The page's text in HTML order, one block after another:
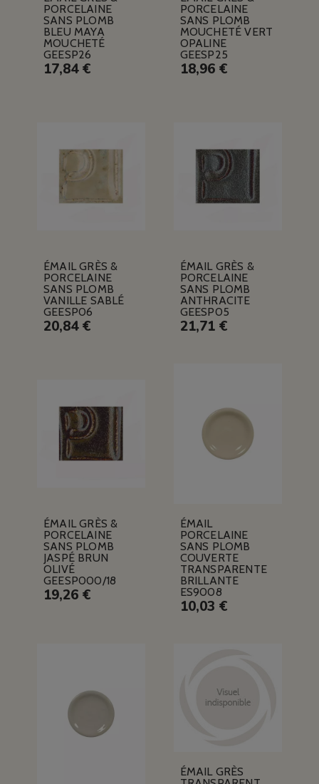
PORCELAINE
SANS PLOMB
BLEU MAYA
MOUCHETÉ
GEESP26
17,84 €
PORCELAINE
SANS PLOMB
MOUCHETÉ VERT
OPALINE
GEESP25
18,96 €
ÉMAIL GRÈS &
PORCELAINE
SANS PLOMB
VANILLE SABLÉ
GEESP06
20,84 €
ÉMAIL GRÈS &
PORCELAINE
SANS PLOMB
ANTHRACITE
GEESP05
21,71 €
ÉMAIL GRÈS &
PORCELAINE
SANS PLOMB
JASPÉ BRUN
OLIVÉ
GEESP000/18
19,26 €
ÉMAIL
PORCELAINE
SANS PLOMB
COUVERTE
TRANSPARENTE
BRILLANTE
ES9008
10,03 €
ÉMAIL GRÈS